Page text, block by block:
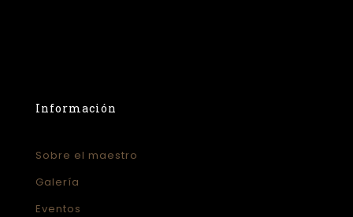
Información
Sobre el maestro
Galería
Eventos